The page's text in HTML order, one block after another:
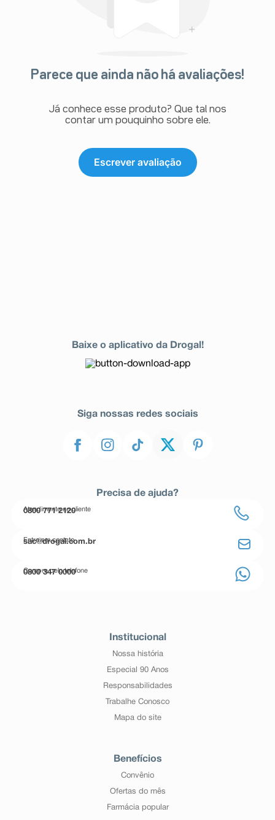
procure orientação de seu médico ou cirurgiãodentista
Parece que ainda não há avaliações!
Já conhece esse produto? Que tal nos
contar um pouquinho sobre ele.
Escrever avaliação
Baixe o aplicativo da Drogal!
Siga nossas redes sociais
Precisa de ajuda?
Atendimento ao cliente
0800 771 2120
Entre em contato
sac@drogal.com.br
Compre pelo telefone
0800 347 0000
Institucional
Nossa história
Especial 90 Anos
Responsabilidades
Trabalhe Conosco
Mapa do site
Benefícios
Convênio
Ofertas do mês
Farmácia popular